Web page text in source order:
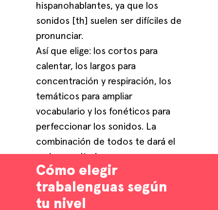
hispanohablantes, ya que los
sonidos [th] suelen ser difíciles de
pronunciar.
Así que elige: los cortos para
calentar, los largos para
concentración y respiración, los
temáticos para ampliar
vocabulario y los fonéticos para
perfeccionar los sonidos. La
combinación de todos te dará el
mejor resultado.
Cómo elegir
trabalenguas según
tu nivel